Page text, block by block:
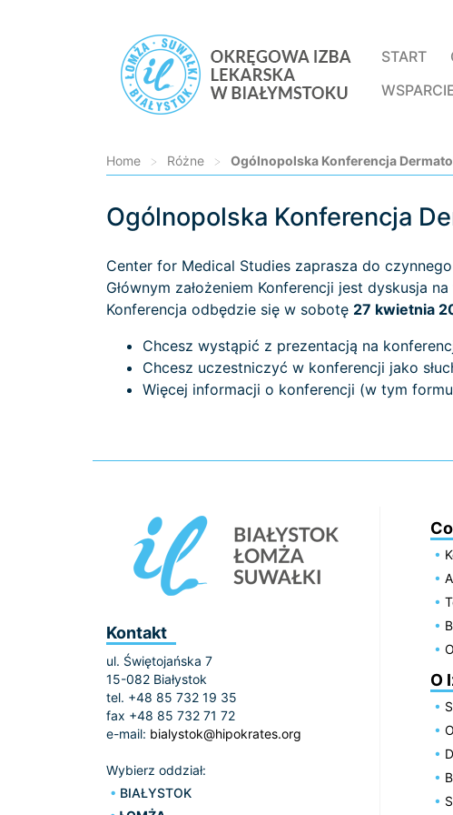
START
Home > Różne > Ogólnopolska Konferencja
Ogólnopolska Konferencja
Center for Medical Studies zaprasza do
Głównym założeniem Konferencji jest dyskusja
Konferencja odbędzie się w sobotę 27 kwietnia
Chcesz wystąpić z prezentacją na
Chcesz uczestniczyć w konferencji jako
Więcej informacji o konferencji (w tym
Kontakt
ul. Świętojańska 7
15-082 Białystok
tel. +48 85 732 19 35
fax +48 85 732 71 72
e-mail: bialystok@hipokrates.org
Wybierz oddział:
BIAŁYSTOK
O